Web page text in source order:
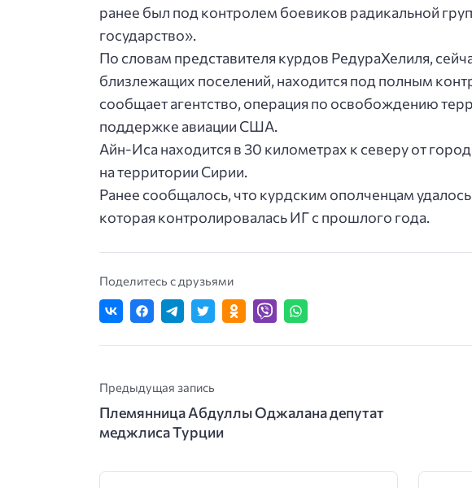
ранее был под контролем боевиков радикальной
государство».
По словам представителя курдов РедураХелиля,
близлежащих поселений, находится под полным
сообщает агентство, операция по освобождению
поддержке авиации США.
Айн-Иса находится в 30 километрах к северу от
на территории Сирии.
Ранее сообщалось, что курдским ополченцам
которая контролировалась ИГ с прошлого года.
Поделитесь с друзьями
Предыдущая запись
Племянница Абдуллы Оджалана депутат
меджлиса Турции